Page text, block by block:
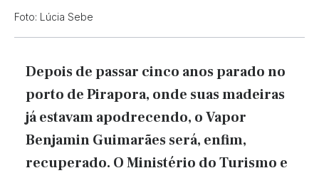
Foto: Lúcia Sebe
Depois de passar cinco anos parado no
porto de Pirapora, onde suas madeiras
já estavam apodrecendo, o Vapor
Benjamin Guimarães será, enfim,
recuperado. O Ministério do Turismo e